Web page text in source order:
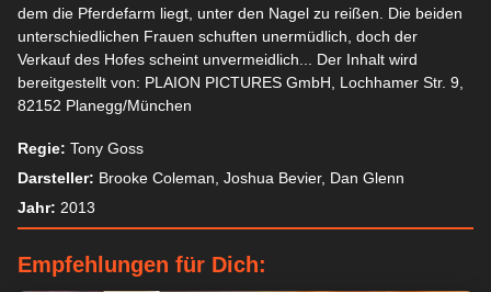
dem die Pferdefarm liegt, unter den Nagel zu reißen. Die beiden
unterschiedlichen Frauen schuften unermüdlich, doch der
Verkauf des Hofes scheint unvermeidlich... Der Inhalt wird
bereitgestellt von: PLAION PICTURES GmbH, Lochhamer Str. 9,
82152 Planegg/München
Regie: Tony Goss
Darsteller: Brooke Coleman, Joshua Bevier, Dan Glenn
Jahr: 2013
Empfehlungen für Dich: